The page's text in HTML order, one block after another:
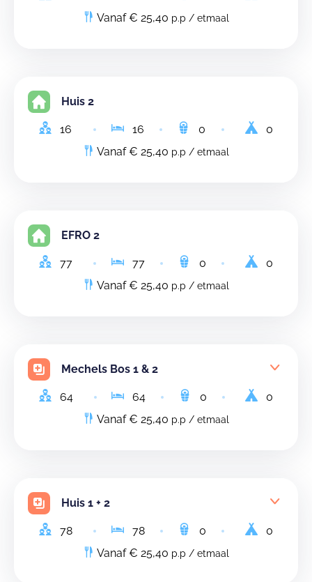
Vanaf € 25,40 p.p / etmaal
Huis 2
16 16 0
0
Vanaf € 25,40 p.p / etmaal
EFRO 2
77 77 0
0
Vanaf € 25,40 p.p / etmaal
Mechels Bos 1 & 2
64 64 0
0
Vanaf € 25,40 p.p / etmaal
Huis 1 + 2
78 78 0
0
Vanaf € 25,40 p.p / etmaal